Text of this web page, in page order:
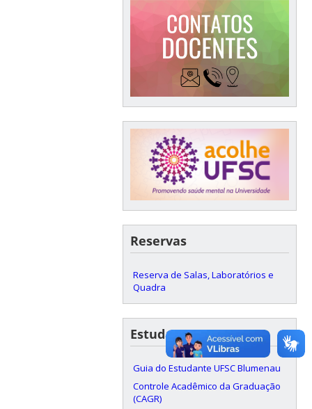
Reservas
Reserva de Salas, Laboratórios e
Quadra
Estudantes
Guia do Estudante UFSC Blumenau
Controle Acadêmico da Graduação
(CAGR)